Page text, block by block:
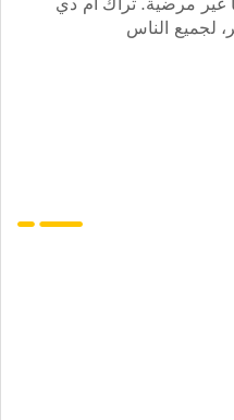
لجميع الناس